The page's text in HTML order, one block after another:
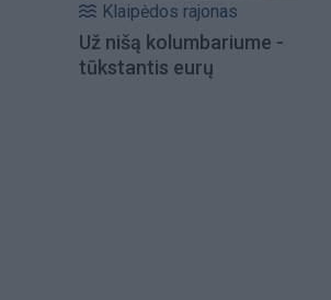
Klaipėdos rajonas
Už nišą kolumbariume -
tūkstantis eurų